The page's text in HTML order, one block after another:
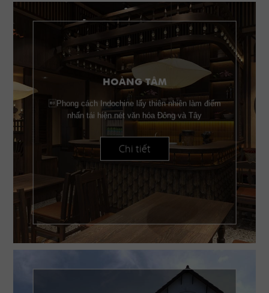
HOÀNG TÂM
Phong cách Indochine lấy thiên nhiên làm điểm
nhấn tái hiện nét văn hóa Đông và Tây
Chi tiết